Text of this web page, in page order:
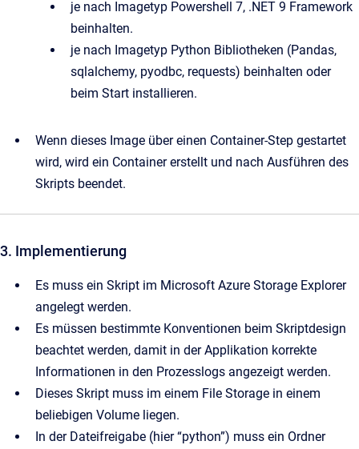
je nach Imagetyp Powershell 7, .NET 9 Framework
beinhalten.
je nach Imagetyp Python Bibliotheken (Pandas,
sqlalchemy, pyodbc, requests) beinhalten oder
beim Start installieren.
Wenn dieses Image über einen Container-Step gestartet
wird, wird ein Container erstellt und nach Ausführen des
Skripts beendet.
3. Implementierung
Es muss ein Skript im Microsoft Azure Storage Explorer
angelegt werden.
Es müssen bestimmte Konventionen beim Skriptdesign
beachtet werden, damit in der Applikation korrekte
Informationen in den Prozesslogs angezeigt werden.
Dieses Skript muss im einem File Storage in einem
beliebigen Volume liegen.
In der Dateifreigabe (hier “python”) muss ein Ordner